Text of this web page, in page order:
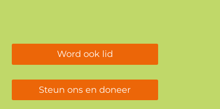
Word ook lid
Steun ons en doneer